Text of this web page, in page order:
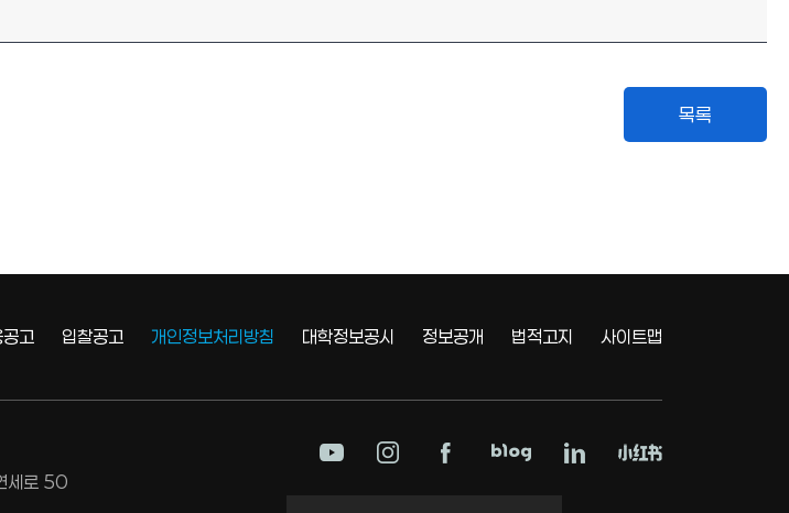
고 입찰공고 개인정보처리방침 대학정보공시 정보공개 법적고지 사이트맵
세로 50